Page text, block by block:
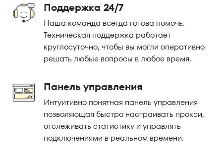
Поддержка 24/7
Наша команда всегда готова помочь.
Техническая поддержка работает
круглосуточно, чтобы вы могли оперативно
решать любые вопросы в любое время.
Панель управления
Интуитивно понятная панель управления
позволяющая быстро настраивать прокси,
отслеживать статистику и управлять
подключениями в реальном времени.